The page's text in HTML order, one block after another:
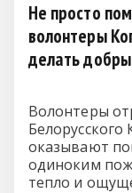
Не просто
волонтеры
делать
Волонтеры
Белорусского
оказывают
одиноким
тепло и